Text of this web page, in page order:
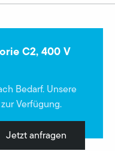
C2, 400 V
Bedarf. Unsere
Verfügung.
Jetzt anfragen